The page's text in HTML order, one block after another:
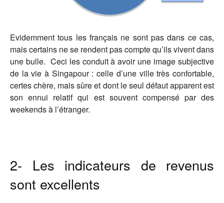
Evidemment tous les français ne sont pas dans ce cas,
mais certains ne se rendent pas compte qu’ils vivent dans
une bulle. Ceci les conduit à avoir une image subjective
de la vie à Singapour : celle d’une ville très confortable,
certes chère, mais sûre et dont le seul défaut apparent est
son ennui relatif qui est souvent compensé par des
weekends à l’étranger.
2- Les indicateurs de revenus
sont excellents